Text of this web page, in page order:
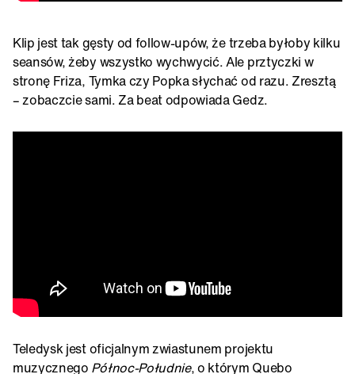
Klip jest tak gęsty od follow-upów, że trzeba byłoby kilku
seansów, żeby wszystko wychwycić. Ale prztyczki w
stronę Friza, Tymka czy Popka słychać od razu. Zresztą
– zobaczcie sami. Za beat odpowiada Gedz.
Teledysk jest oficjalnym zwiastunem projektu
muzycznego Północ-Południe, o którym Quebo